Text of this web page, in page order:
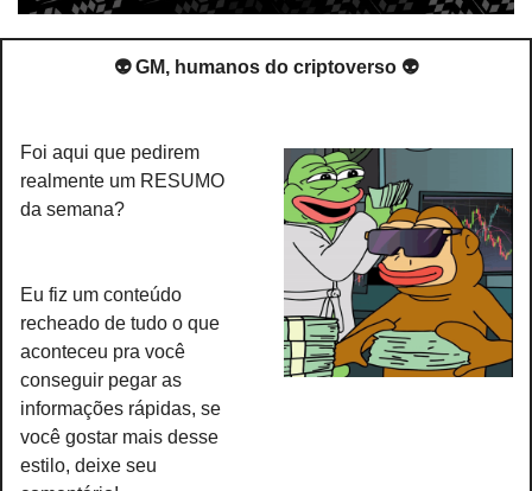
👽 GM, humanos do criptoverso 👽
Foi aqui que pedirem
realmente um RESUMO
da semana?
Eu fiz um conteúdo
recheado de tudo o que
aconteceu pra você
conseguir pegar as
informações rápidas, se
você gostar mais desse
estilo, deixe seu